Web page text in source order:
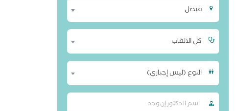
فيصل
كل الالقاب
النوع (ليس إجباري)